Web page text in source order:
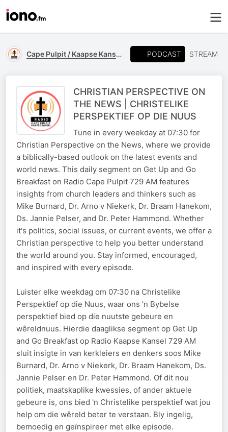
Cape Pulpit / Kaapse Kansel PODCAST STREAM
CHRISTIAN PERSPECTIVE ON
THE NEWS | CHRISTELIKE
PERSPEKTIEF OP DIE NUUS
Tune in every weekday at 07:30 for
Christian Perspective on the News, where we provide
a biblically-based outlook on the latest events and
world news. This daily segment on Get Up and Go
Breakfast on Radio Cape Pulpit 729 AM features
insights from church leaders and thinkers such as
Mike Burnard, Dr. Arno v Niekerk, Dr. Braam Hanekom,
Ds. Jannie Pelser, and Dr. Peter Hammond. Whether
it's politics, social issues, or current events, we offer a
Christian perspective to help you better understand
the world around you. Stay informed, encouraged,
and inspired with every episode.
Luister elke weekdag om 07:30 na Christelike
Perspektief op die Nuus, waar ons 'n Bybelse
perspektief bied op die nuutste gebeure en
wêreldnuus. Hierdie daaglikse segment op Get Up
and Go Breakfast op Radio Kaapse Kansel 729 AM
sluit insigte in van kerkleiers en denkers soos Mike
Burnard, Dr. Arno v Niekerk, Dr. Braam Hanekom, Ds.
Jannie Pelser en Dr. Peter Hammond. Of dit nou
politiek, maatskaplike kwessies, of ander aktuele
gebeure is, ons bied 'n Christelike perspektief wat jou
help om die wêreld beter te verstaan. Bly ingelig,
bemoedig en geïnspireer met elke episode.